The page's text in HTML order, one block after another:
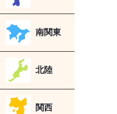
南関東
北陸
関西